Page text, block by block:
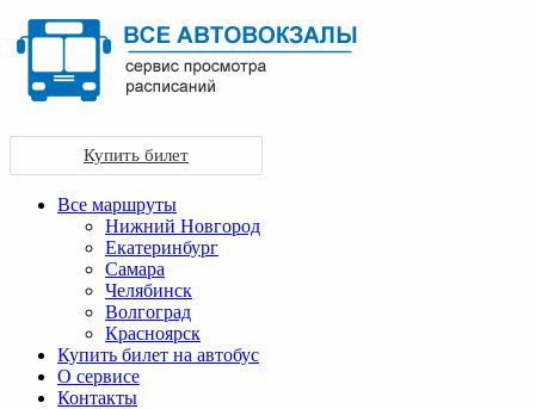
Купить билет
Все маршруты
Нижний Новгород
Екатеринбург
Самара
Челябинск
Волгоград
Красноярск
Купить билет на автобус
О сервисе
Контакты